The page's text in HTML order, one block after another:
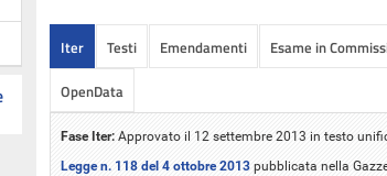
Iter Testi Emendamenti Esame in
OpenData
Fase Iter: Approvato il 12 settembre 2013 in testo
Legge n. 118 del 4 ottobre 2013 pubblicata nella